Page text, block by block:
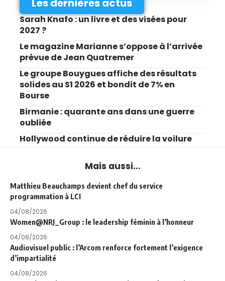
Les dernières actus
Sarah Knafo : un livre et des visées pour
2027 ?
Le magazine Marianne s’oppose à l’arrivée
prévue de Jean Quatremer
Le groupe Bouygues affiche des résultats
solides au S1 2026 et bondit de 7% en
Bourse
Birmanie : quarante ans dans une guerre
oubliée
Hollywood continue de réduire la voilure
Mais aussi...
Matthieu Beauchamps devient chef du service
programmation à LCI
04/08/2026
Women@NRJ_Group : le leadership féminin à l’honneur
04/08/2026
Audiovisuel public : l’Arcom renforce fortement l’exigence
d’impartialité
04/08/2026